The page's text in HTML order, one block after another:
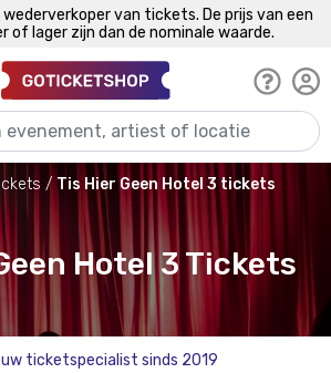
van tickets. De prijs van een
of lager zijn dan de nominale waarde.
Tis Hier Geen Hotel 3 tickets
Hotel 3 Tickets
ticketspecialist sinds 2019